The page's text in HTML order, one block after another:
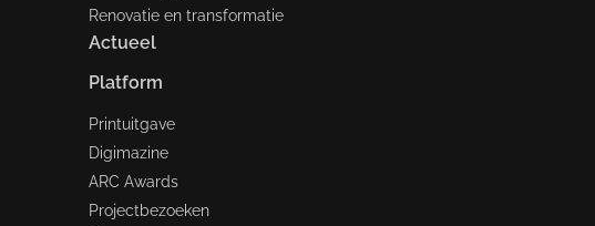
Renovatie en transformatie
Actueel
Platform
Printuitgave
Digimazine
ARC Awards
Projectbezoeken